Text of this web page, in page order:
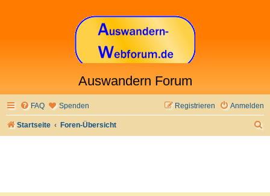
Auswandern Forum
FAQ Spenden Anmelden
Registrieren
Startseite Foren-Übersicht